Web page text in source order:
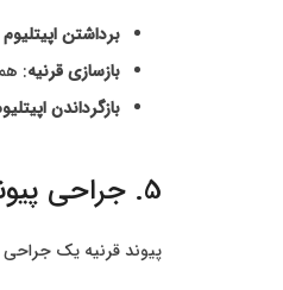
برداشتن اپیتلیوم
بازسازی قرنیه:
بازگرداندن
5. جراحی پیوند قرنیه (Corneal Transplantation)
پیوند قرنیه یک جراحی